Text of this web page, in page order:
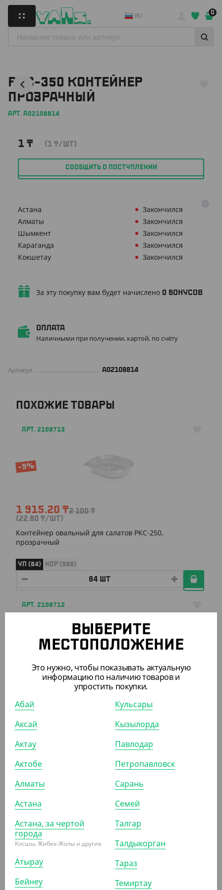
RU 0
РКС-350 КОНТЕЙНЕР
ПРОЗРАЧНЫЙ
АРТ. А02108814
1 ₸ (1 ₸/ШТ)
СООБЩИТЬ О ПОСТУПЛЕНИИ
Астана
Закончился
Алматы
Закончился
Шымкент
Закончился
Караганда
Закончился
Кокшетау
Закончился
За эту покупку вам будет начислено 0 бонусов
Оплата
Наличными при получении, картой, по счёту
Артикул А02108814
ПОХОЖИЕ ТОВАРЫ
АРТ. 2108713
-9%
1 915.20 ₸2 100₸
(22.80 ₸/ШТ)
Контейнер овальный для салатов РКС-250,
прозрачный
УП (84) КОР (588)
АРТ. 2108712
1 915.20 ₸ 2 100₸
Контейнер РКС-250, 250 мл, для салатов, прозрачный
УП (84)
АРТ. 21082061
(41.90 ₸
прозрачный
ВЫБЕРИТЕ
МЕСТОПОЛОЖЕНИЕ
Это нужно, чтобы показывать актуальную
информацию по наличию товаров и
упростить покупки.
Абай
Аксай
Актау
Актобе
Алматы
Астана
Астана, за чертой
города
Косшы, Жибек-Жолы и другие
Атырау
Бейнеу
Кульсары
Кызылорда
Павлодар
Петропавловск
Сарань
Семей
Талгар
Талдыкорган
Тараз
Темиртау